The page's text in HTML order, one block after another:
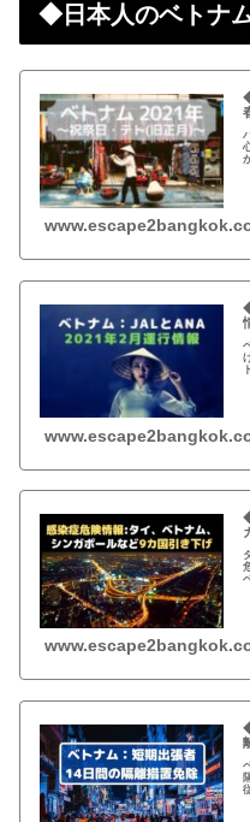
◆日本人のベトナ